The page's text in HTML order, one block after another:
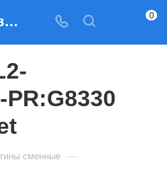
Пластины отрезные Пластина GL2-D200G02R12-PR:G8330 DormerPramet — купить по выгодным ценам в Москве 0
PR:G8330
сменные —